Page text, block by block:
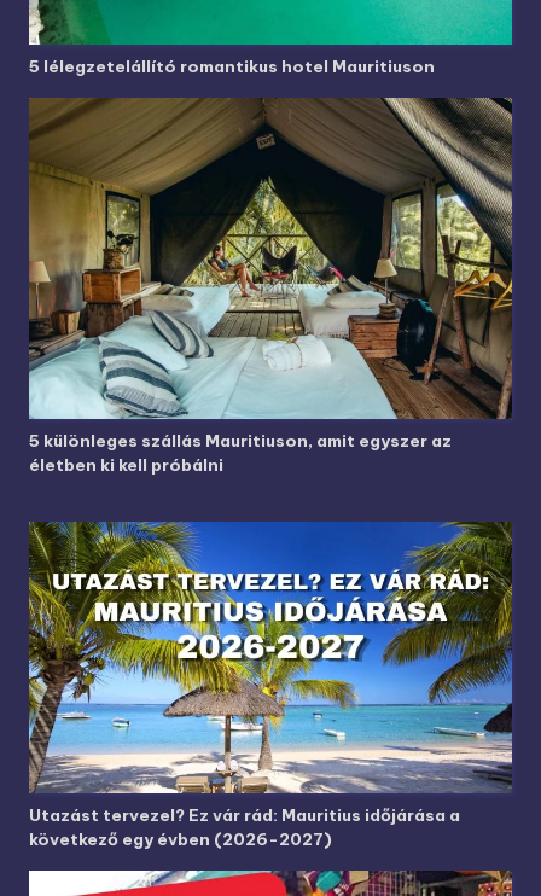
5 lélegzetelállító romantikus hotel Mauritiuson
5 különleges szállás Mauritiuson, amit egyszer az
életben ki kell próbálni
Utazást tervezel? Ez vár rád: Mauritius időjárása a
következő egy évben (2026-2027)